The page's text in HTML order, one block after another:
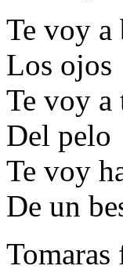
Te voy a
Los ojos
Te voy a
Del pelo
Te voy
De un
Tomaras